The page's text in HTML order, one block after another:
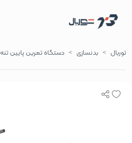
توربال بدنسازی دستگاه تمرین پایین تنه